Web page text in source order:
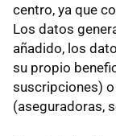
centro, ya que
Los datos
añadido, los
su propio
suscripciones)
(aseguradoras,